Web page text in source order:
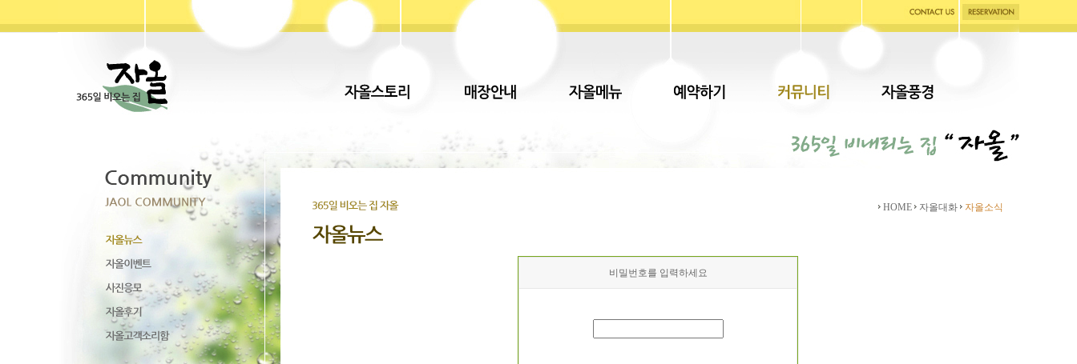
HOME 자올대화 자올소식
비밀번호를 입력하세요